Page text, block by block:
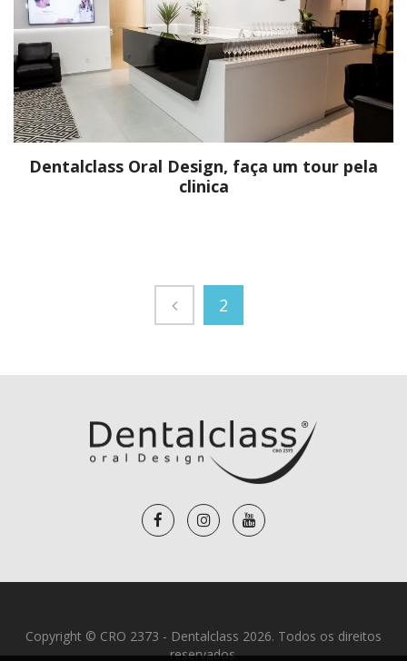
Dentalclass Oral Design, faça um tour pela
clinica
2
Copyright © CRO 2373 - Dentalclass 2026. Todos os direitos
reservados.